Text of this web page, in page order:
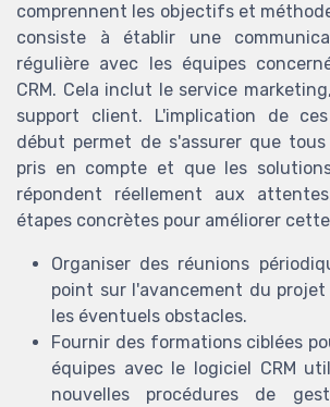
comprennent les objectifs et
consiste à établir une
régulière avec les équipes
CRM. Cela inclut le service
support client. L'implication de
début permet de s'assurer que
pris en compte et que les
répondent réellement aux
étapes concrètes pour améliorer
Organiser des réunions
point sur l'avancement du
les éventuels obstacles.
Fournir des formations ciblées
équipes avec le logiciel CRM
nouvelles procédures de